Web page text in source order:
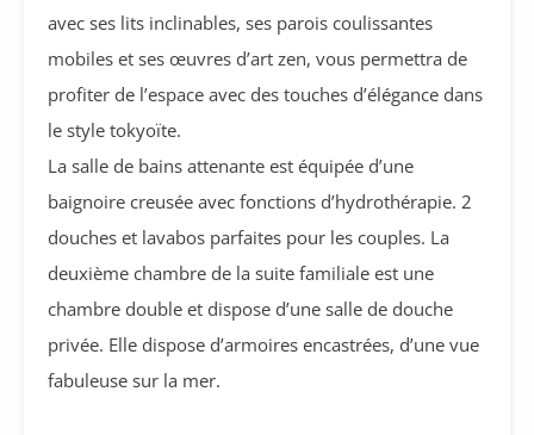
avec ses lits inclinables, ses parois coulissantes
mobiles et ses œuvres d’art zen, vous permettra de
profiter de l’espace avec des touches d’élégance dans
le style tokyoïte.
La salle de bains attenante est équipée d’une
baignoire creusée avec fonctions d’hydrothérapie. 2
douches et lavabos parfaites pour les couples. La
deuxième chambre de la suite familiale est une
chambre double et dispose d’une salle de douche
privée. Elle dispose d’armoires encastrées, d’une vue
fabuleuse sur la mer.